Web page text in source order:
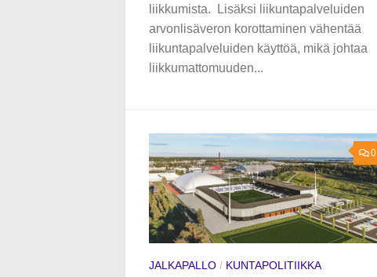
liikkumista. Lisäksi liikuntapalveluiden
arvonlisäveron korottaminen vähentää
liikuntapalveluiden käyttöä, mikä johtaa
liikkumattomuuden...
0
JALKAPALLO / KUNTAPOLITIIKKA